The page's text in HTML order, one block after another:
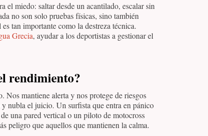
el miedo: saltar desde un acantilado, escalar sin
no son solo pruebas físicas, sino también
tan importante como la destreza técnica.
Grecia, ayudar a los deportistas a gestionar el
rendimiento?
Nos mantiene alerta y nos protege de riesgos
nubla el juicio. Un surfista que entra en pánico
una pared vertical o un piloto de motocross
peligro que aquellos que mantienen la calma.